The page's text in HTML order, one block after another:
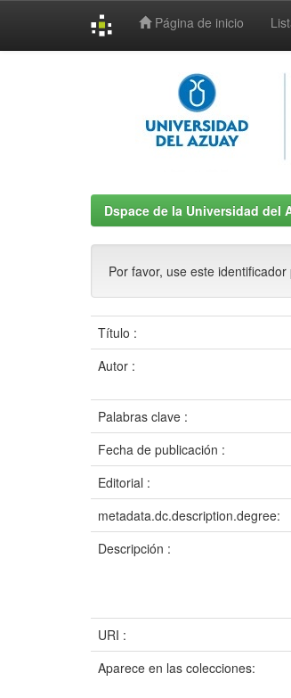
Página de inicio
Dspace de la Universidad del
Por favor, use este
Título :
Autor :
Palabras clave :
Fecha de publicación :
Editorial :
metadata.dc.description.degree:
Descripción :
URI :
Aparece en las colecciones: